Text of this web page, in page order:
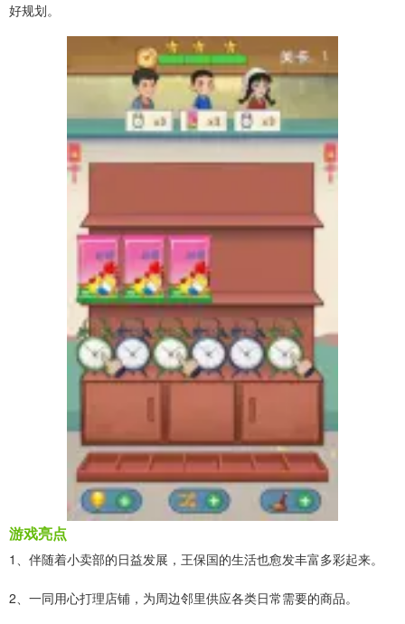
好规划。
游戏亮点
1、伴随着小卖部的日益发展，王保国的生活也愈发丰富多彩起来。
2、一同用心打理店铺，为周边邻里供应各类日常需要的商品。